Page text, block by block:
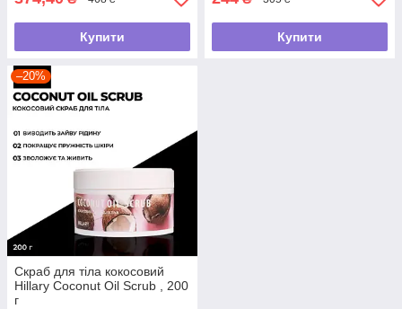
Купити Купити
–20%
Скраб для тіла кокосовий
Hillary Coconut Oil Scrub , 200
г